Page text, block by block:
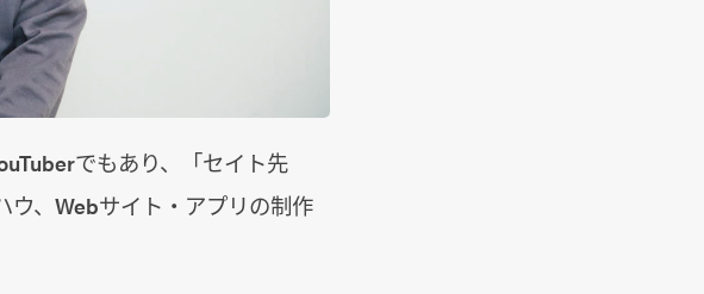
でもあり、「セイト先
ウ、Webサイト・アプリの制作